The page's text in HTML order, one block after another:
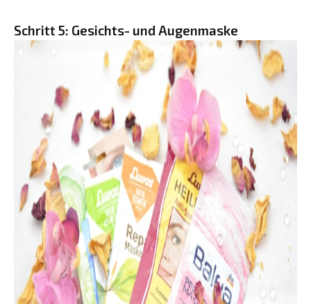
Schritt 5: Gesichts- und Augenmaske